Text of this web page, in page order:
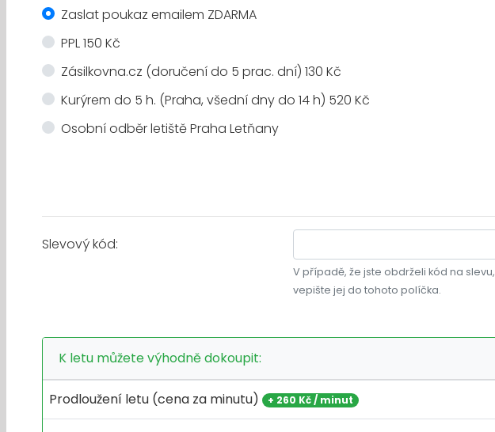
Zaslat poukaz emailem ZDARMA
PPL 150 Kč
Zásilkovna.cz (doručení do 5 prac. dní) 130 Kč
Kurýrem do 5 h. (Praha, všední dny do 14 h) 520 Kč
Osobní odběr letiště Praha Letňany
Slevový kód:
V případě, že jste obdrželi kód na slevu,
vepište jej do tohoto políčka.
K letu můžete výhodně dokoupit:
Prodloužení letu (cena za minutu) + 260 Kč / minut